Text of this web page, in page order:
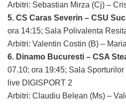
Arbitri: Sebastian Mirza (Cj) –
5. CS Caras Severin – CSU
ora 14:15; Sala Polivalenta
Arbitri: Valentin Costin (B) –
6. Dinamo Bucuresti – CSA
07.10; ora 19:45; Sala
live DIGISPORT 2
Arbitri: Claudiu Belean (Ms) –